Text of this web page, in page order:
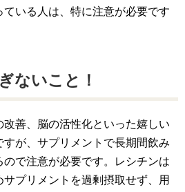
いる人は、特に注意が必要です
ないこと！
改善、脳の活性化といった嬉しい
が、サプリメントで長期間飲み
で注意が必要です。レシチンは
プリメントを過剰摂取せず、用